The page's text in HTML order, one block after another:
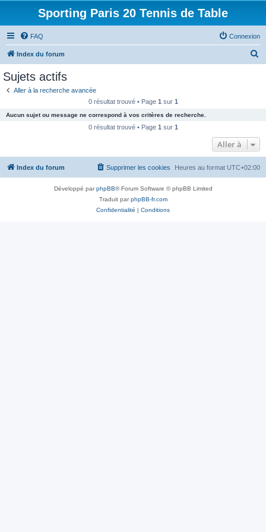
Sporting Paris 20 Tennis de Table
FAQ Connexion
Index du forum
c
e
Sujets actifs
Aller à la recherche avancée
0 résultat trouvé • Page 1 sur 1
Aucun sujet ou message ne correspond à vos critères de recherche.
0 résultat trouvé • Page 1 sur 1
Aller à
Index du forum Heures au format UTC+02:00
Supprimer les cookies
Développé parphpBB® Forum Software © phpBB Limited
Traduit parphpBB-fr.com
Confidentialité | Conditions